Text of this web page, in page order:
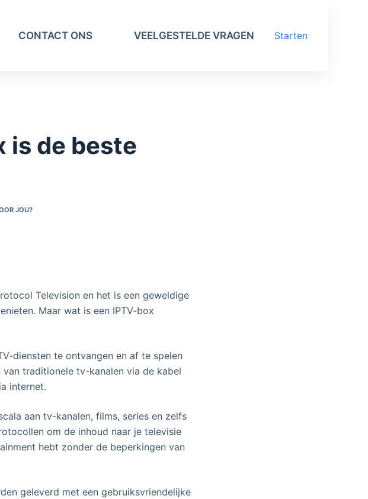
CONTACT ONS VEELGESTELDE VRAGEN Starten
is de beste
JOU?
Television en het is een geweldige
Maar wat is een IPTV-box
diensten te ontvangen en af te spelen
traditionele tv-kanalen via de kabel
internet.
aan tv-kanalen, films, series en zelfs
om de inhoud naar je televisie
hebt zonder de beperkingen van
geleverd met een gebruiksvriendelijke